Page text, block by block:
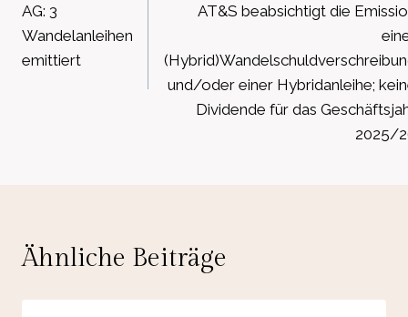
AG: 3
Wandelanleihen
emittiert
AT&S beabsichtigt die
und/oder einer Hybridanleihe;
Dividende für das
2025/
Ähnliche Beiträge